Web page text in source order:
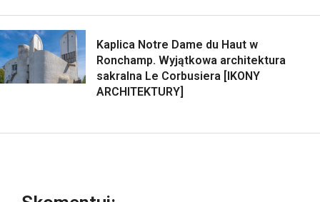
Kaplica Notre Dame du Haut w
Ronchamp. Wyjątkowa architektura
sakralna Le Corbusiera [IKONY
ARCHITEKTURY]